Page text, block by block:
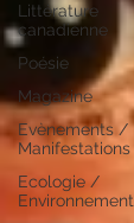
Littérature
canadienne
Poésie
Magazine
Evènements /
Manifestations
Ecologie /
Environnement